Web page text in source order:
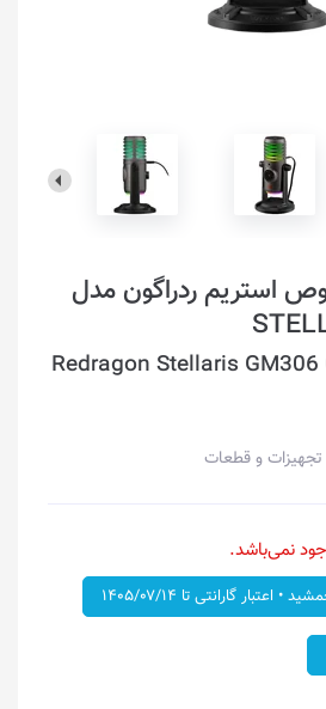
استریم ردراگون مدل
Redragon Stellaris
تجهیزات و قطعات
نمی‌باشد.
اعتبار گارانتی تا ۱۴۰۵/۰۷/۱۴